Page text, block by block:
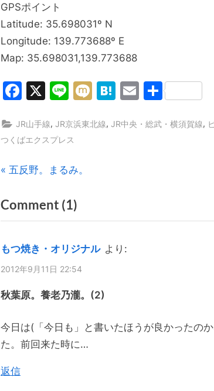
GPSポイント
Latitude: 35.698031º N
Longitude: 139.773688º E
Map: 35.698031,139.773688
Facebook
X LineMixiHatena
Email
共
JR山手線, JR京浜東北線, JR中央・総武・横須賀線,
つくばエクスプレス
投
稿
ナ
ビ
ゲ
ー
シ
P
e
v
o
u
s
o
:
五反野。まるみ。
Comment (1)
“秋
葉
ALE
HOUSE。”
もつ焼き・オリジナル より:
2012年9月11日 22:54
秋葉原。養老乃瀧。(2)
今日は(「今日も」と書いたほうが良かったの
た。前回来た時に…
返信